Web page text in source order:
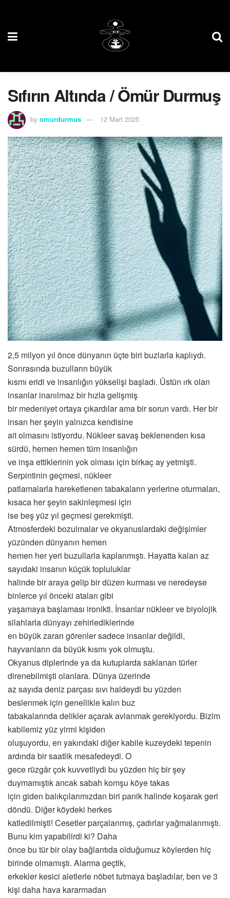
Sıfırın Altında / Ömür Durmuş
by omurdurmus 12 Mart 2025
2,5 milyon yıl önce dünyanın üçte biri buzlarla kaplıydı.
Sonrasında buzulların büyük
kısmı eridi ve insanlığın yükselişi başladı. Üstün ırk olan
insanlar inanılmaz bir hızla gelişmiş
bir medeniyet ortaya çıkardılar ama bir sorun vardı. Her bir
insan her şeyin yalnızca kendisine
ait olmasını istiyordu. Nükleer savaş beklenenden kısa
sürdü, hemen hemen tüm insanlığın
ve inşa ettiklerinin yok olması için birkaç ay yetmişti.
Serpintinin geçmesi, nükleer
patlamalarla hareketlenen tabakaların yerlerine oturmaları,
kısaca her şeyin sakinleşmesi için
ise beş yüz yıl geçmesi gerekmişti.
Atmosferdeki bozulmalar ve okyanuslardaki değişimler
yüzünden dünyanın hemen
hemen her yeri buzullarla kaplanmıştı. Hayatta kalan az
sayıdaki insanın küçük topluluklar
halinde bir araya gelip bir düzen kurması ve neredeyse
binlerce yıl önceki ataları gibi
yaşamaya başlaması ironikti. İnsanlar nükleer ve biyolojik
silahlarla dünyayı zehirlediklerinde
en büyük zararı görenler sadece insanlar değildi,
hayvanların da büyük kısmı yok olmuştu.
Okyanus diplerinde ya da kutuplarda saklanan türler
direnebilmişti olanlara. Dünya üzerinde
az sayıda deniz parçası sıvı haldeydi bu yüzden
beslenmek için genellikle kalın buz
tabakalarında delikler açarak avlanmak gerekiyordu. Bizim
kabilemiz yüz yirmi kişiden
oluşuyordu, en yakındaki diğer kabile kuzeydeki tepenin
ardında bir saatlik mesafedeydi. O
gece rüzgâr çok kuvvetliydi bu yüzden hiç bir şey
duymamıştık ancak sabah komşu köye takas
için giden balıkçılarımızdan biri panik halinde koşarak geri
döndü. Diğer köydeki herkes
katledilmişti! Cesetler parçalanmış, çadırlar yağmalanmıştı.
Bunu kim yapabilirdi ki? Daha
önce bu tür bir olay bağlantıda olduğumuz köylerden hiç
birinde olmamıştı. Alarma geçtik,
erkekler kesici aletlerle nöbet tutmaya başladılar, ben ve 3
kişi daha hava kararmadan